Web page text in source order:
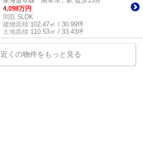
4,098万円
間取:5LDK
建物面積:102.47㎡ / 30.99坪
土地面積:110.53㎡ / 33.43坪
近くの物件をもっと見る